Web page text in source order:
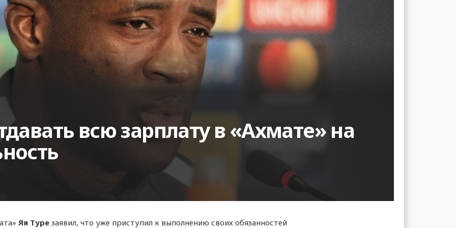
всю зарплату в «Ахмате» на
Яя Туре заявил, что уже приступил к выполнению своих обязанностей